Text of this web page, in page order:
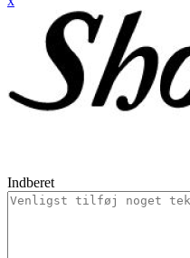
Indberet